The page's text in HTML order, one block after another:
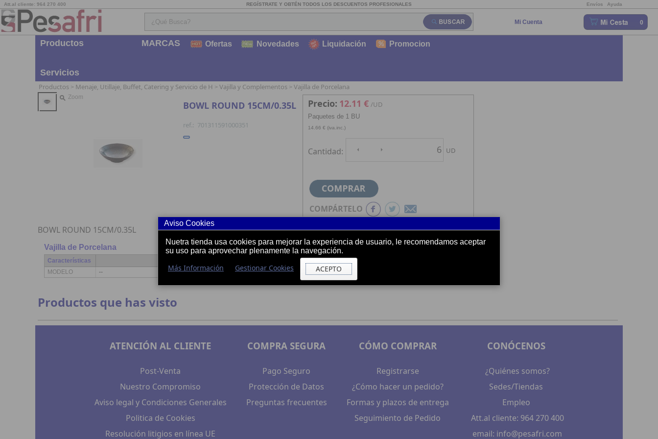
Att.al cliente: 964 270 400 REGÍSTRATE Y OBTÉN TODOS LOS DESCUENTOS PROFESIONALES Envíos Ayuda
Mi Cuenta 0
Productos
Servicios
MARCAS Ofertas Novedades Liquidación Promocion
Productos > Menaje, Utillaje, Buffet, Catering y Servicio de H > Vajilla y Complementos > Vajilla de Porcelana
Zoom
BOWL ROUND 15CM/0.35L
ref.: 701311591000351
Precio: 12.11 € /UD
Paquetes de 1 BU
14.66 € (iva.inc.)
Cantidad: UD
COMPÁRTELO
BOWL ROUND 15CM/0.35L
Vajilla de Porcelana
Características
MODELO
--
Productos que has visto
ATENCIÓN AL CLIENTE
Post-Venta
Nuestro Compromiso
Aviso legal y Condiciones Generales
Politica de Cookies
Resolución litigios en línea UE
COMPRA SEGURA
Pago Seguro
Protección de Datos
Preguntas frecuentes
CÓMO COMPRAR
Registrarse
¿Cómo hacer un pedido?
Formas y plazos de entrega
Seguimiento de Pedido
CONÓCENOS
¿Quiénes somos?
Sedes/Tiendas
Empleo
Att.al cliente: 964 270 400
email: info@pesafri.com
Aviso Cookies
Nuetra tienda usa cookies para mejorar la experiencia de usuario, le recomendamos aceptar
su uso para aprovechar plenamente la navegación.
Más Información Gestionar Cookies ACEPTO